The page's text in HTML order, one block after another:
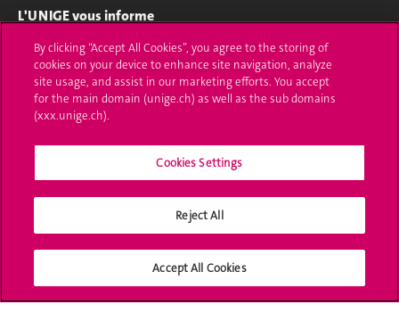
L'UNIGE vous informe
UNIGE Mobile
Médias
Offres d'emploi
Calendrier académique
Médias sociaux UNIGE
By clicking “Accept All Cookies”, you agree to the storing of
cookies on your device to enhance site navigation, analyze
site usage, and assist in our marketing efforts. You accept
for the main domain (unige.ch) as well as the sub domains
(xxx.unige.ch).
Cookies Settings
Reject All
Accept All Cookies